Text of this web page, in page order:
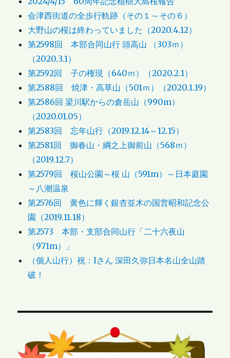
会津西街道の全歩行軌跡（その１～その６）
大野山の桜は終わっていました（2020.4.12）
第2598回 本部合同山行 頭高山 （303ｍ）
（2020.3.1）
第2592回 子の権現（640ｍ）（2020.2.1）
第2588回 焼津・高草山（501ｍ）（2020.1.19）
第2586回 梁川駅からの倉岳山（990m）
（2020.01.05）
第2583回 忘年山行（2019.12.14～12.15）
第2581回 御春山・綱之上御前山（568ｍ）
（2019.12.7）
第2579回 桜山公園～桜 山（591m）～日本庭園
～八潮温泉
第2576回 黄色に輝く銀杏並木の国営昭和記念公
園（2019.11.18）
第2573 本部・支部合同山行「二十六夜山
（971m）」
（個人山行）祝：Iさん 深田久弥日本名山全山踏
破！